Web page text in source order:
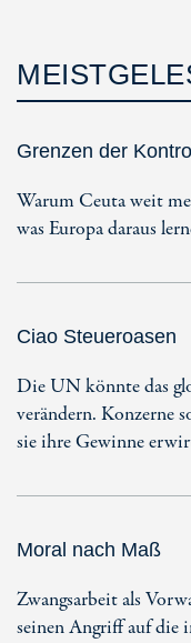
Grenzen der
Warum Ceuta weit
was Europa daraus
Ciao Steueroasen
Die UN könnte das
verändern. Konzerne
sie ihre Gewinne
Moral nach Maß
Zwangsarbeit als
seinen Angriff auf die